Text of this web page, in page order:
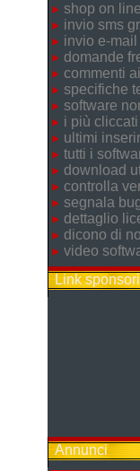
shop on line
invio sms
invio e-mail
domande
commenti
specifiche
software
i più cliccati
ultimi
tutti i
download
controlla
segnala
dettaglio
dicono di
video
Link
Annunci